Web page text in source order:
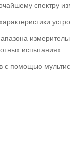
спектру
испытаниях.
помощью